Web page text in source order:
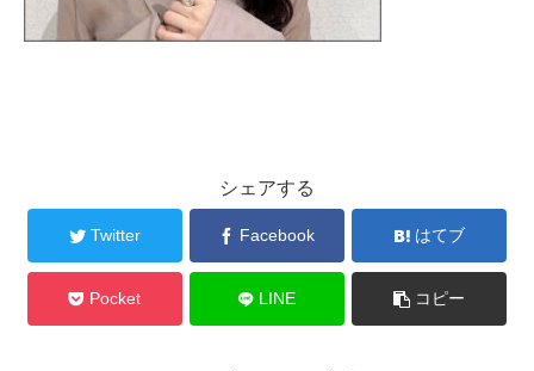
シェアする
Twitter Facebook はてブ
Pocket LINE コピー